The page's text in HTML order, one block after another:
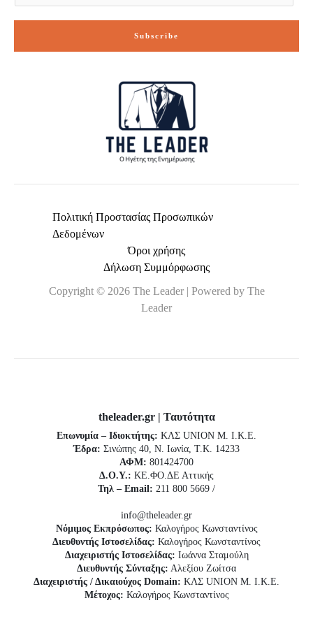
Subscribe
Πολιτική Προστασίας Προσωπικών
Δεδομένων
Όροι χρήσης
Δήλωση Συμμόρφωσης
Copyright © 2026 The Leader | Powered by The
Leader
theleader.gr | Ταυτότητα
Επωνυμία – Ιδιοκτήτης: ΚΛΣ UNION Μ. Ι.Κ.Ε.
Έδρα: Σινώπης 40, Ν. Ιωνία, Τ.Κ. 14233
ΑΦΜ: 801424700
Δ.Ο.Υ.: ΚΕ.ΦΟ.ΔΕ Αττικής
Τηλ – Email: 211 800 5669 /
info@theleader.gr
Νόμιμος Εκπρόσωπος: Καλογήρος Κωνσταντίνος
Διευθυντής Ιστοσελίδας: Καλογήρος Κωνσταντίνος
Διαχειριστής Ιστοσελίδας: Ιωάννα Σταμούλη
Διευθυντής Σύνταξης: Αλεξίου Ζωίτσα
Διαχειριστής / Δικαιούχος Domain: ΚΛΣ UNION Μ. Ι.Κ.Ε.
Μέτοχος: Καλογήρος Κωνσταντίνος